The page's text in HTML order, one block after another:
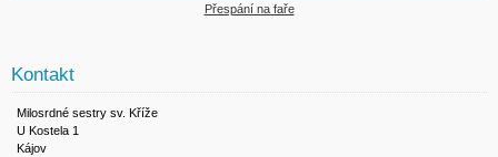
Přespání na faře
Kontakt
Milosrdné sestry sv. Kříže
U Kostela 1
Kájov